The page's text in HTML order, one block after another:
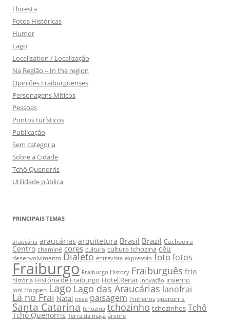
Floresta
Fotos Históricas
Humor
Lago
Localization / Localização
Na Região – In the region
Opiniões Fraiburguenses
Personagens Míticos
Pessoas
Pontos turísticos
Publicação
Sem categoria
Sobre a Cidade
Tchô Quenorris
Utilidade pública
PRINCIPAIS TEMAS
araucária araucárias arquitetura Brasil Brazil Cachoeira
Centro chaminé cores cultura cultura tchozina céu
desenvolvimento Dialeto entrevista expressão fotofotos
Fraiburgo Fraiburgo History Fraiburguês frio
história História de Fraiburgo Hotel Renar inovação inverno
Joni Hoppen Lago Lago das Araucárias lanofrai
Lá no Frai Natal neve paisagem Pinheiros quenorris
Santa Catarina tchozina tchozinho tchozinhos Tchô
Tchô Quenorris Terra da maçã árvore